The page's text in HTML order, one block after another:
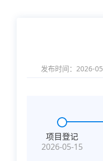
发布时间：2026-
项目登记
2026-05-15